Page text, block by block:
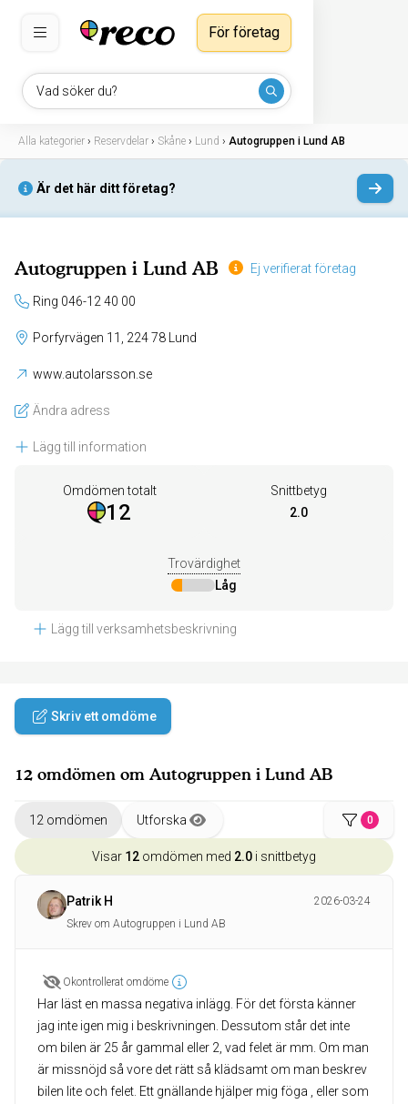
Vad söker du?
För företag
Alla kategorier › Reservdelar › Skåne › Lund › Autogruppen i Lund AB
Är det här ditt företag?
Autogruppen i Lund AB Ej verifierat företag
Ring 046-12 40 00
Porfyrvägen 11, 224 78 Lund
www.autolarsson.se
Ändra adress
Lägg till information
Omdömen totalt
12
Snittbetyg
2.0
Trovärdighet
Låg
Lägg till verksamhetsbeskrivning
Skriv ett omdöme
12 omdömen om Autogruppen i Lund AB
12 omdömen Utforska 0
Visar 12 omdömen med 2.0 i snittbetyg
Patrik H
2026-03-24
Skrev om Autogruppen i Lund AB
Okontrollerat omdöme
Har läst en massa negativa inlägg. För det första känner
jag inte igen mig i beskrivningen. Dessutom står det inte
om bilen är 25 år gammal eller 2, vad felet är mm. Om man
är missnöjd så vore det rätt så klädsamt om man beskrev
bilen lite och felet. Ett gnällande hjälper mig föga , eller som